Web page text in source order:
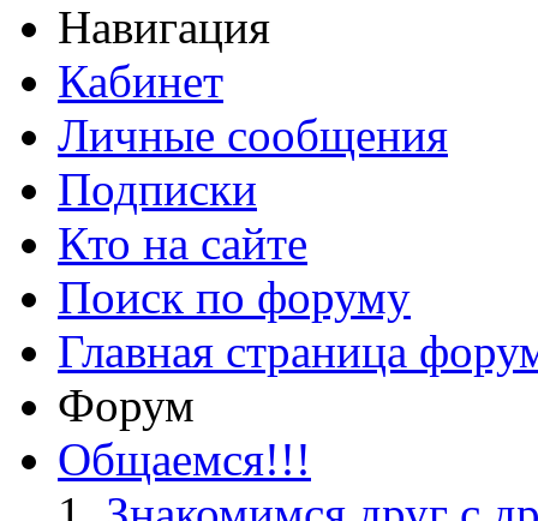
Навигация
Кабинет
Личные сообщения
Подписки
Кто на сайте
Поиск по форуму
Главная страница
Форум
Общаемся!!!